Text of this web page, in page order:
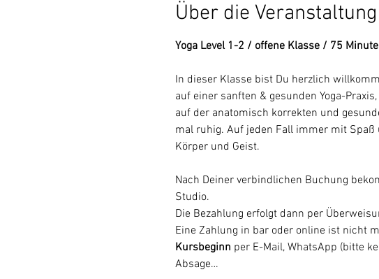
Über die Veranstaltung
Yoga Level 1-2 / offene Klasse / 75
In dieser Klasse bist Du herzlich
auf einer sanften & gesunden Yoga-
auf der anatomisch korrekten und
mal ruhig. Auf jeden Fall immer mit
Körper und Geist.
Nach Deiner verbindlichen Buchung
Studio.
Die Bezahlung erfolgt dann per
Eine Zahlung in bar oder online ist nicht
Kursbeginn per E-Mail, WhatsApp (bitte
Absage…